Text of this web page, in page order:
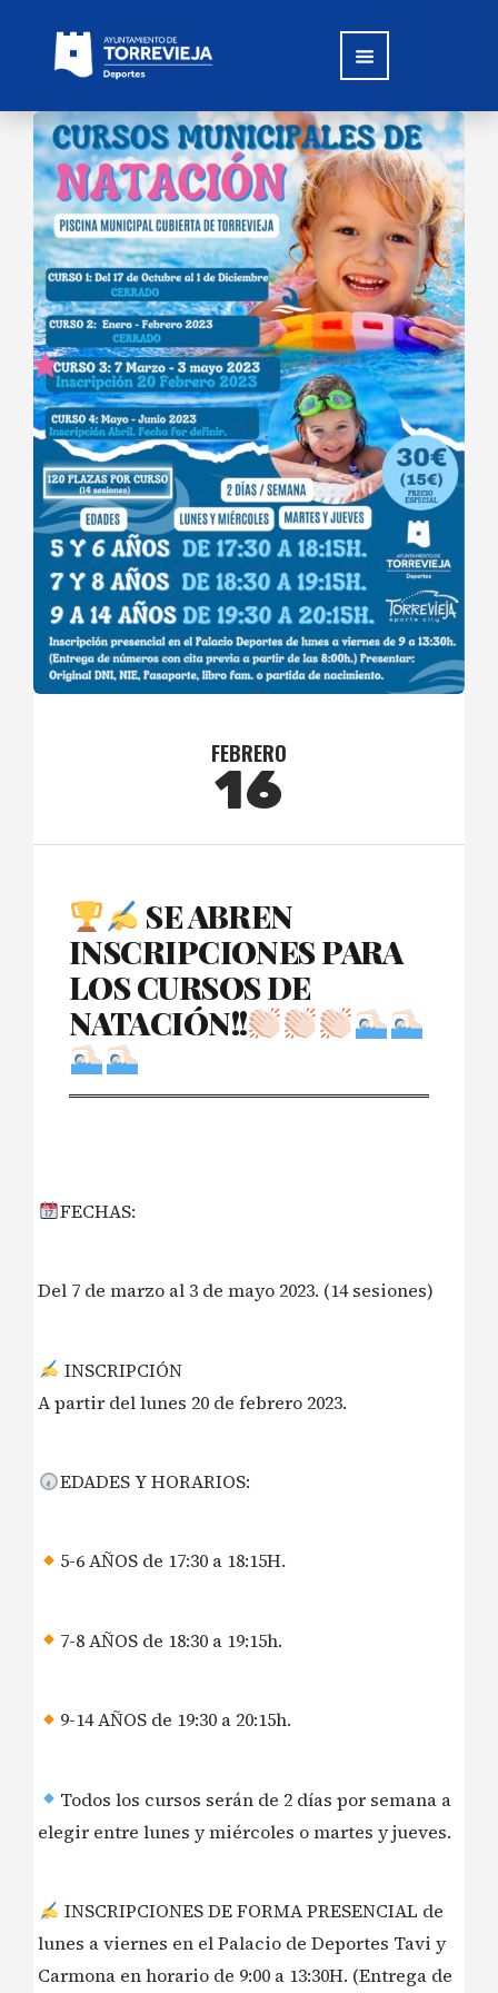
FEBRERO
16
SE ABREN
INSCRIPCIONES PARA
LOS CURSOS DE
NATACIÓN!!
FECHAS:
Del 7 de marzo al 3 de mayo 2023. (14 sesiones)
INSCRIPCIÓN
A partir del lunes 20 de febrero 2023.
EDADES Y HORARIOS:
5-6 AÑOS de 17:30 a 18:15H.
7-8 AÑOS de 18:30 a 19:15h.
9-14 AÑOS de 19:30 a 20:15h.
Todos los cursos serán de 2 días por semana a
elegir entre lunes y miércoles o martes y jueves.
INSCRIPCIONES DE FORMA PRESENCIAL de
lunes a viernes en el Palacio de Deportes Tavi y
Carmona en horario de 9:00 a 13:30H. (Entrega de